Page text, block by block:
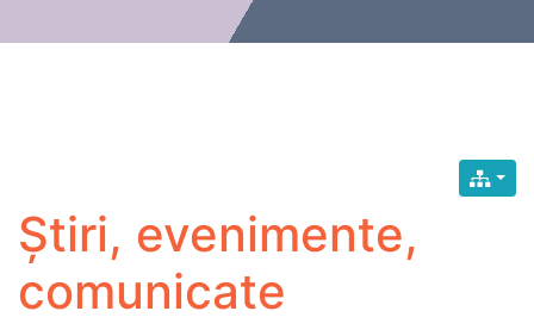
Știri, evenimente,
comunicate